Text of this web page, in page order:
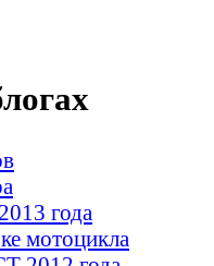
года
мотоцикла